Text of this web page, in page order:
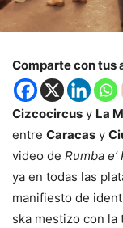
Comparte con tus
Cizcocircus y La
entre Caracas y
video de Rumba
ya en todas las
manifiesto de
ska mestizo con